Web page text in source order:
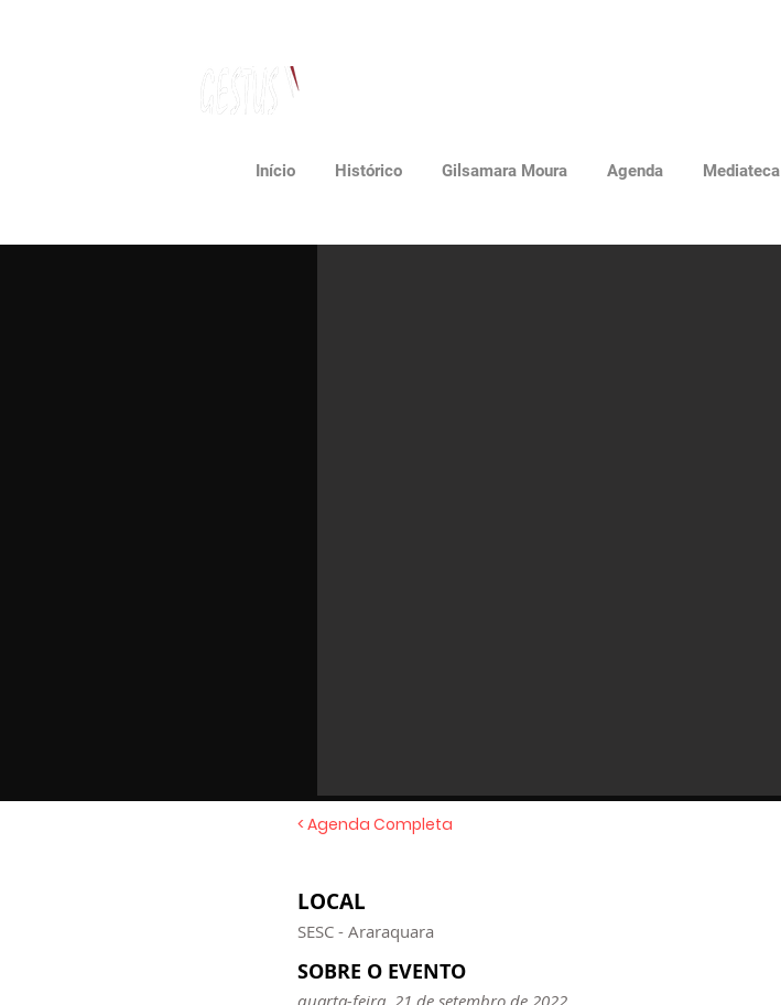
Início Histórico Gilsamara Moura Agenda Mediateca
< Agenda Completa
LOCAL
SESC - Araraquara
SOBRE O EVENTO
quarta-feira, 21 de setembro de 2022